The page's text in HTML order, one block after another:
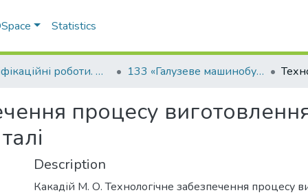
Statistics
Кваліфікаційні роботи. Факультет інженерно-технологічний 133 «Галузеве машинобудування» - Бакалаври 2024-2025
процесу
Description
Какадій М. О. Технологічне забезпечення процесу